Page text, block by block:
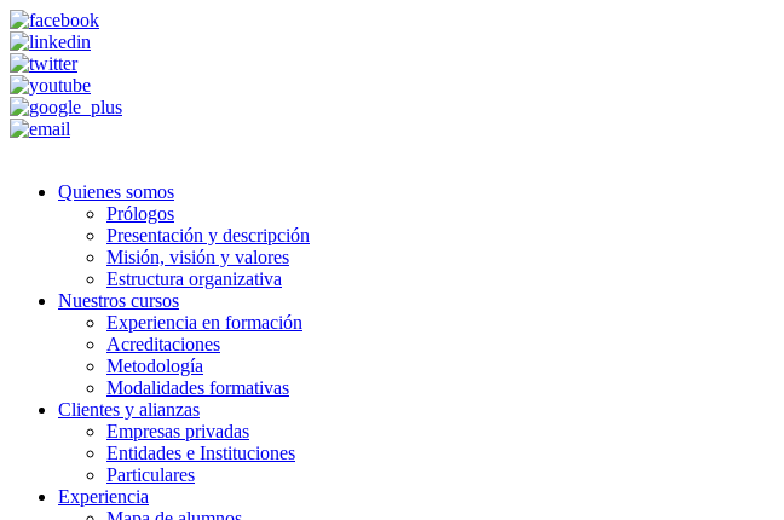
Quienes somos
Prólogos
Presentación y descripción
Misión, visión y valores
Estructura organizativa
Nuestros cursos
Experiencia en formación
Acreditaciones
Metodología
Modalidades formativas
Clientes y alianzas
Empresas privadas
Entidades e Instituciones
Particulares
Experiencia